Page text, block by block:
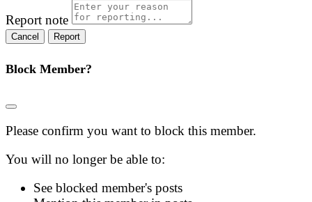
Report note
Report
Block Member?
Please confirm you want to block this member.
You will no longer be able to:
See blocked member's posts